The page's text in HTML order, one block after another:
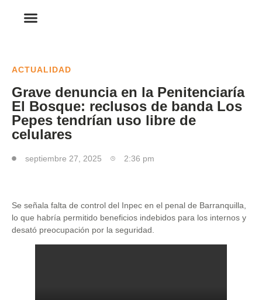
ACTUALIDAD
Grave denuncia en la Penitenciaría
El Bosque: reclusos de banda Los
Pepes tendrían uso libre de
celulares
septiembre 27, 2025 2:36 pm
Se señala falta de control del Inpec en el penal de Barranquilla,
lo que habría permitido beneficios indebidos para los internos y
desató preocupación por la seguridad.